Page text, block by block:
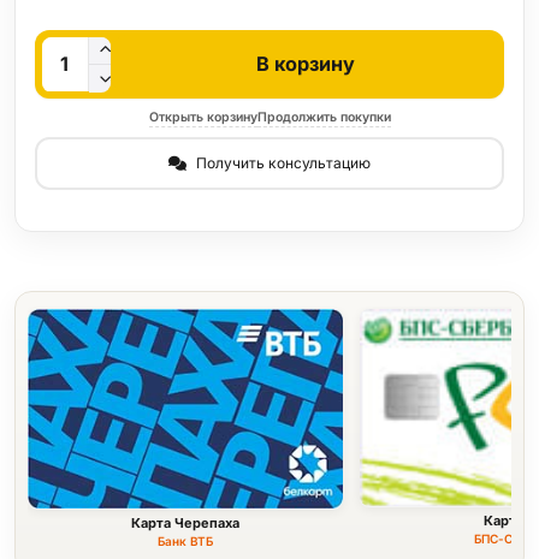
Кол-во
В корзину
Открыть корзинуПродолжить покупки
Получить консультацию
Карта Черепаха
Банк ВТБ
Карта
БПС-